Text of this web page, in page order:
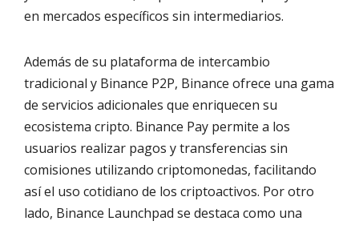
en mercados específicos sin intermediarios.
Además de su plataforma de intercambio
tradicional y Binance P2P, Binance ofrece una gama
de servicios adicionales que enriquecen su
ecosistema cripto. Binance Pay permite a los
usuarios realizar pagos y transferencias sin
comisiones utilizando criptomonedas, facilitando
así el uso cotidiano de los criptoactivos. Por otro
lado, Binance Launchpad se destaca como una